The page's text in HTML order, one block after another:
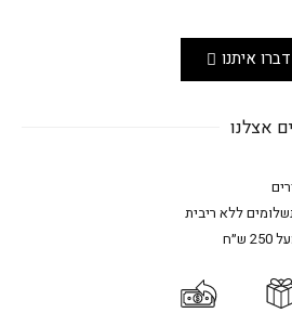
איתנו
אצלנו
ש״ח